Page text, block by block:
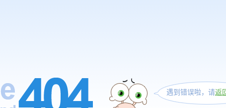
遇到错误啦，请返